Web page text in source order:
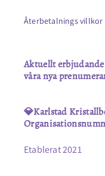
Återbetalnings villkor
Aktuellt
våra nya
💎Karlstad
Etablerat 2021